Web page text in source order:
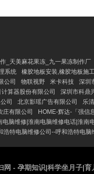
_天美麻花果冻_九一果冻制作厂
系统 橡胶地板安装,橡胶地板施
公司 物联视野 米卡科技 深圳
算器股份有限公司 深圳市科鼎
司 北京影瑶广告有限公司 乐
庄有限公司 HOME-辉达-「强信
电脑维修|淮南电脑维修电话|淮南
特电脑维修公司--呼和浩特电脑
网 - 孕期知识|科学坐月子|育